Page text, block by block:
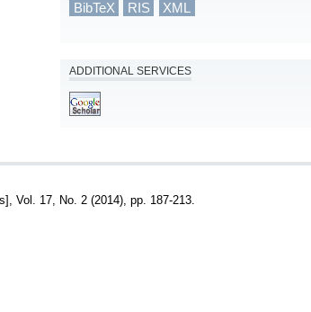
BibTeX RIS XML
ADDITIONAL SERVICES
Vol. 17, No. 2 (2014), pp. 187-213.